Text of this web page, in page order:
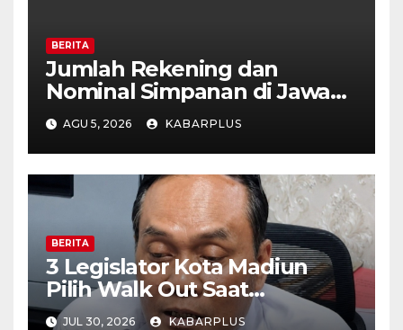
BERITA
Jumlah Rekening dan
Nominal Simpanan di Jawa
Timur Meningkat 1,17% Year
on Year.
AGU 5, 2026 KABARPLUS
BERITA
3 Legislator Kota Madiun
Pilih Walk Out Saat
Paripurna
JUL 30, 2026 KABARPLUS